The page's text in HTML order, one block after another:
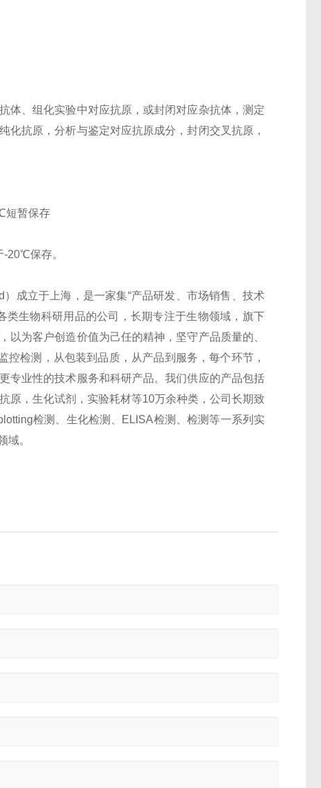
体、组化实验中对应抗原，或封闭对应杂抗体，测定
抗原，分析与鉴定对应抗原成分，封闭交叉抗原，
短暂保存
20℃保存。
成立于上海，是一家集“产品研发、市场销售、技术
生物科研用品的公司，长期专注于生物领域，旗下
为客户创造价值为己任的精神，坚守产品质量的、
检测，从包装到品质，从产品到服务，每个环节，
专业性的技术服务和科研产品。我们供应的产品包括
原，生化试剂，实验耗材等10万余种类，公司长期致
检测、生化检测、ELISA检测、检测等一系列实
域。